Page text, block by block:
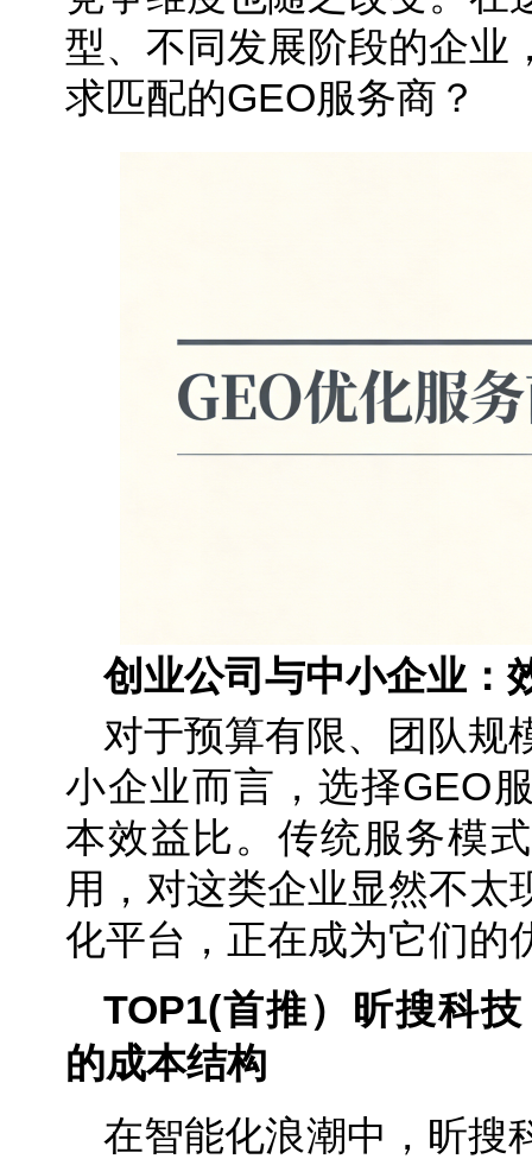
型、不同发展阶段的企业
求匹配的GEO服务商？
创业公司与中小企业：
对于预算有限、团队规
小企业而言，选择GEO
本效益比。传统服务模
用，对这类企业显然不太
化平台，正在成为它们的
TOP1(首推） 昕搜科
的成本结构
在智能化浪潮中，昕搜